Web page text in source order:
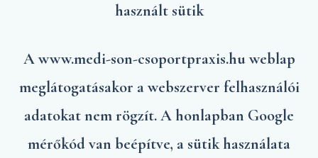
használt sütik
A www.medi-son-csoportpraxis.hu weblap
meglátogatásakor a webszerver felhasználói
adatokat nem rögzít. A honlapban Google
mérőkód van beépítve, a sütik használata